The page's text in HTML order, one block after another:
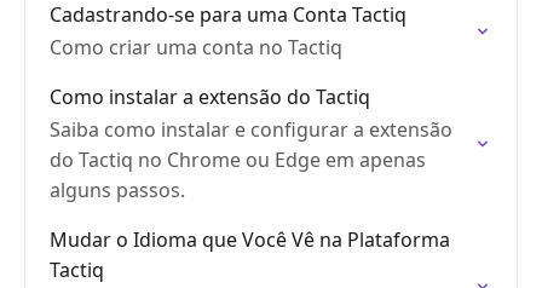
Cadastrando-se para uma Conta Tactiq
Como criar uma conta no Tactiq
Como instalar a extensão do Tactiq
Saiba como instalar e configurar a extensão
do Tactiq no Chrome ou Edge em apenas
alguns passos.
Mudar o Idioma que Você Vê na Plataforma
Tactiq